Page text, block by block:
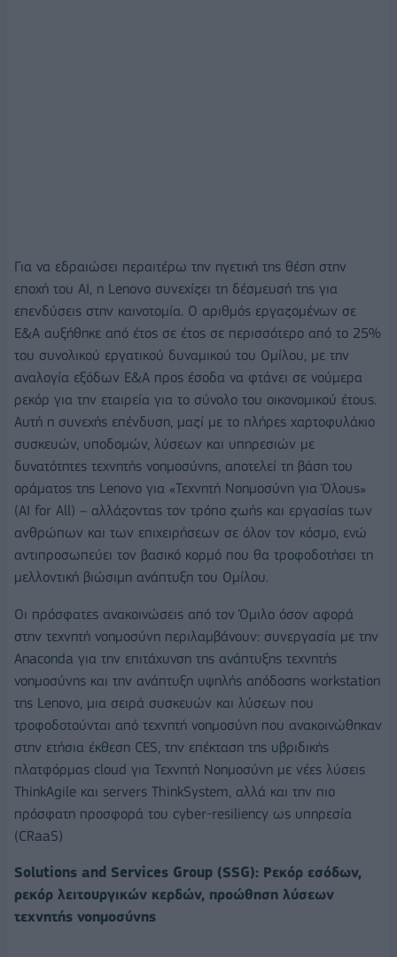
Για να εδραιώσει περαιτέρω την ηγετική της θέση στην
εποχή του AI, η Lenovo συνεχίζει τη δέσμευσή της για
επενδύσεις στην καινοτομία. Ο αριθμός εργαζομένων σε
Ε&Α αυξήθηκε από έτος σε έτος σε περισσότερο από το 25%
του συνολικού εργατικού δυναμικού του Ομίλου, με την
αναλογία εξόδων Ε&Α προς έσοδα να φτάνει σε νούμερα
ρεκόρ για την εταιρεία για το σύνολο του οικονομικού έτους.
Αυτή η συνεχής επένδυση, μαζί με το πλήρες χαρτοφυλάκιο
συσκευών, υποδομών, λύσεων και υπηρεσιών με
δυνατότητες τεχνητής νοημοσύνης, αποτελεί τη βάση του
οράματος της Lenovo για «Τεχνητή Νοημοσύνη για Όλους»
(ΑΙ for All) – αλλάζοντας τον τρόπο ζωής και εργασίας των
ανθρώπων και των επιχειρήσεων σε όλον τον κόσμο, ενώ
αντιπροσωπεύει τον βασικό κορμό που θα τροφοδοτήσει τη
μελλοντική βιώσιμη ανάπτυξη του Ομίλου.
Οι πρόσφατες ανακοινώσεις από τον Όμιλο όσον αφορά
στην τεχνητή νοημοσύνη περιλαμβάνουν: συνεργασία με την
Anaconda για την επιτάχυνση της ανάπτυξης τεχνητής
νοημοσύνης και την ανάπτυξη υψηλής απόδοσης workstation
της Lenovo, μια σειρά συσκευών και λύσεων που
τροφοδοτούνται από τεχνητή νοημοσύνη που ανακοινώθηκαν
στην ετήσια έκθεση CES, την επέκταση της υβριδικής
πλατφόρμας cloud για Τεχνητή Νοημοσύνη με νέες λύσεις
ThinkAgile και servers ThinkSystem, αλλά και την πιο
πρόσφατη προσφορά του cyber-resiliency ως υπηρεσία
(CRaaS)
Solutions and Services Group (SSG): Ρεκόρ εσόδων,
ρεκόρ λειτουργικών κερδών, προώθηση λύσεων
τεχνητής νοημοσύνης